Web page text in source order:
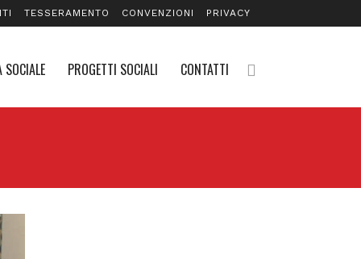
TESSERAMENTO CONVENZIONI PRIVACY
PROGETTI SOCIALI CONTATTI